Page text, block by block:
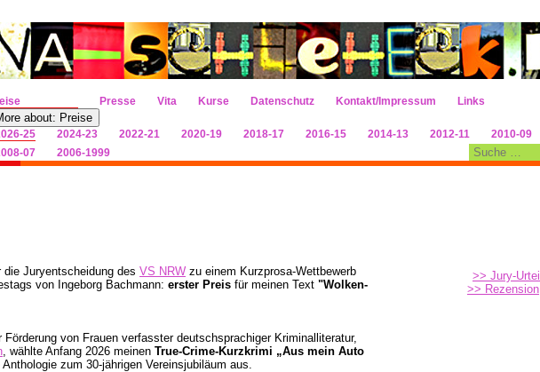
about: Preise
25 2024-23 2022-21 2020-19 2018-17 2016-15 2014-13 2012-11
2010-09
07
2006-1999
Presse Vita Kurse Datenschutz Kontakt/Impressum Links
die Juryentscheidung des VS NRW zu einem Kurzprosa-Wettbewerb
von Ingeborg Bachmann: erster Preis für meinen Text "Wolken-
Förderung von Frauen verfasster deutschsprachiger Kriminalliteratur,
, wählte Anfang 2026 meinen True-Crime-Kurzkrimi „Aus mein Auto
zum 30-jährigen Vereinsjubiläum aus.
>> Jury-Urteil
>> Rezension